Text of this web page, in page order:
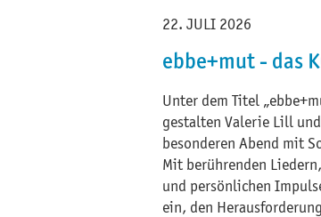
22. JULI 2026
ebbe+mut - das
Unter dem Titel
gestalten Valerie Lill
besonderen Abend mit
Mit berührenden
und persönlichen
ein, den